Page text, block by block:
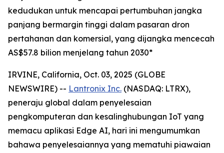
kedudukan untuk mencapai pertumbuhan jangka
panjang bermargin tinggi dalam pasaran dron
pertahanan dan komersial, yang dijangka mencecah
AS$57.8 bilion menjelang tahun 2030*
IRVINE, California, Oct. 03, 2025 (GLOBE
NEWSWIRE) -- Lantronix Inc. (NASDAQ: LTRX),
peneraju global dalam penyelesaian
pengkomputeran dan kesalinghubungan IoT yang
memacu aplikasi Edge AI, hari ini mengumumkan
bahawa penyelesaiannya yang mematuhi piawaian